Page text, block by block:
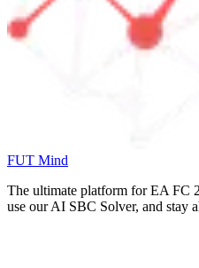
FUT Mind
The ultimate platform for EA FC
use our AI SBC Solver, and stay